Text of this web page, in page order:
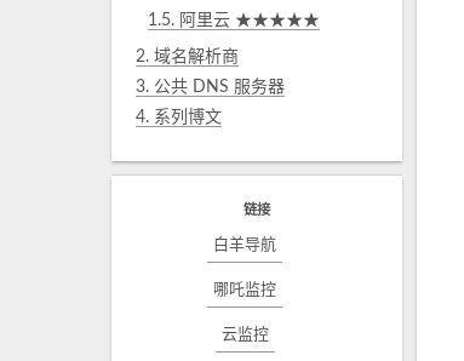
1.5. 阿里云 ★★★★★
2. 域名解析商
3. 公共 DNS 服务器
4. 系列博文
链接
白羊导航
哪吒监控
云监控